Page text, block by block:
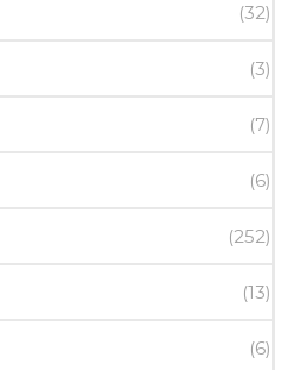
(32)
(3)
(7)
(6)
(252)
(13)
(6)